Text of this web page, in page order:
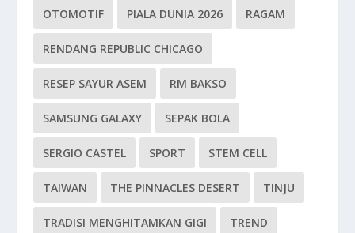
OTOMOTIF PIALA DUNIA 2026 RAGAM
RENDANG REPUBLIC CHICAGO
RESEP SAYUR ASEM RM BAKSO
SAMSUNG GALAXY SEPAK BOLA
SERGIO CASTEL SPORT STEM CELL
TAIWAN THE PINNACLES DESERT TINJU
TRADISI MENGHITAMKAN GIGI TREND